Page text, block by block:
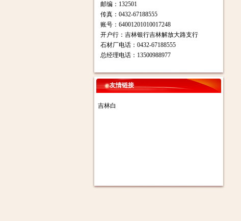
邮编：132501
传真：0432-67188555
账号：64001201010017248
开户行：吉林银行吉林解放大路支行
石材厂电话：0432-67188555
总经理电话：13500988977
友情链接
吉林白